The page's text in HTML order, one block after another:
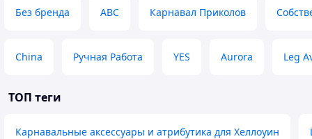
Без бренда ABC Карнавал Приколов
China Ручная Работа YES Aurora Leg
ТОП теги
Карнавальные аксессуары и атрибутика для Хеллоуин